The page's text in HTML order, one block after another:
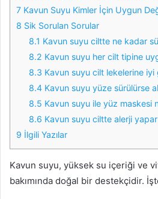
7 Kavun Suyu Kimler İçin Uygun
8 Sik Sorulan Sorular
8.1 Kavun suyu ciltte ne kadar
8.2 Kavun suyu her cilt tipine
8.3 Kavun suyu cilt lekelerine iyi
8.4 Kavun suyu yüze sürülürse
8.5 Kavun suyu ile yüz maskesi
8.6 Kavun suyu ciltte alerji yapar
9 İlgili Yazılar
Kavun suyu, yüksek su içeriği ve
bakımında doğal bir destekçidir.